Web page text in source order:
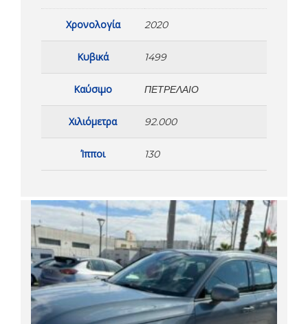
Χρονολογία 2020
Κυβικά 1499
Καύσιμο ΠΕΤΡΈΛΑΙΟ
Χιλιόμετρα 92.000
Ίπποι 130